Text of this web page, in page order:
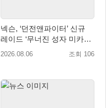
넥슨, ‘던전앤파이터’ 신규
레이드 ‘무너진 성자 미카엘
라’ 업데이트!
2026.08.06 조회 106